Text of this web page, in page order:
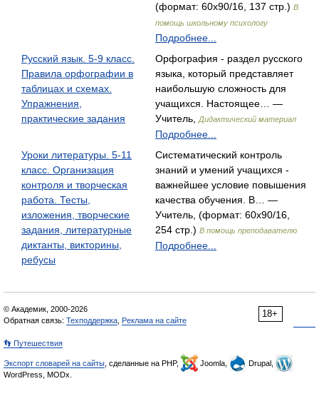
(формат: 60x90/16, 137 стр.) В
помощь школьному психологу
Подробнее...
Русский язык. 5-9 класс.
Правила орфографии в
таблицах и схемах.
Упражнения,
практические задания
Орфография - раздел русского
языка, который представляет
наибольшую сложность для
учащихся. Настоящее… —
Учитель,
Дидактический материал
Подробнее...
Уроки литературы. 5-11
класс. Организация
контроля и творческая
работа. Тесты,
изложения, творческие
задания, литературные
диктанты, викторины,
ребусы
Систематический контроль
знаний и умений учащихся -
важнейшее условие повышения
качества обучения. В… —
Учитель, (формат: 60x90/16,
254 стр.) В помощь преподавателю
Подробнее...
18+
© Академик, 2000-2026
Обратная связь: Техподдержка Реклама на сайте
👣 Путешествия
Экспорт словарей на сайты , сделанные на PHP, Joomla,
Drupal,
WordPress, MODx.